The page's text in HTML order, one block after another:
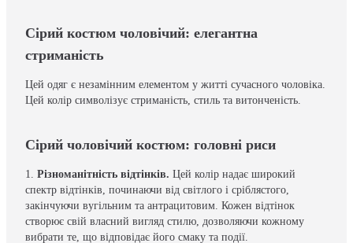
Сірий костюм чоловічий: елегантна
стриманість
Цей одяг є незамінним елементом у житті сучасного чоловіка.
Цей колір символізує стриманість, стиль та витонченість.
Сірий чоловічий костюм: головні риси
1. Різноманітність відтінків. Цей колір надає широкий
спектр відтінків, починаючи від світлого і сріблястого,
закінчуючи вугільним та антрацитовим. Кожен відтінок
створює свій власний вигляд стилю, дозволяючи кожному
вибрати те, що відповідає його смаку та події.